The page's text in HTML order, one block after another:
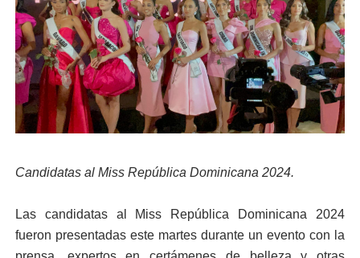
Candidatas al Miss República Dominicana 2024.
Las candidatas al Miss República Dominicana 2024
fueron presentadas este martes durante un evento con la